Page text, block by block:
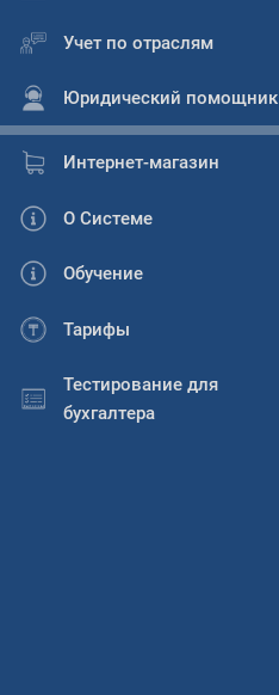
Учет по отраслям
Юридический помощник
Интернет-магазин
О Системе
Обучение
Тарифы
Тестирование для
бухгалтера